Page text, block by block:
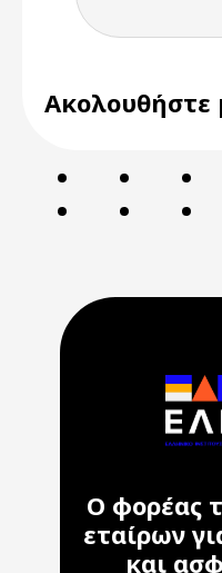
Ακολουθήστε
Ο φορέας
εταίρων
και